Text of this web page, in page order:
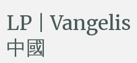
LP |
中國